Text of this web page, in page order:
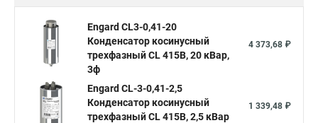
Engard CL3-0,41-20
Конденсатор косинусный
трехфазный CL 415В, 20 кВар,
3ф
4 373,68 ₽
Engard CL-3-0,41-2,5
Конденсатор косинусный
трехфазный CL 415В, 2,5 кВар
1 339,48 ₽